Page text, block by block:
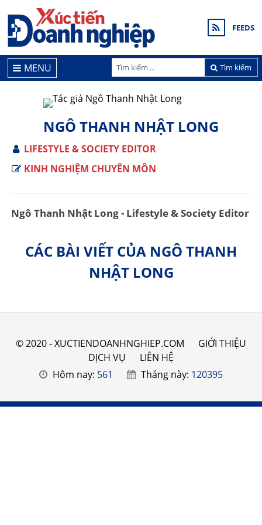
FEEDS
Tìm kiếm
MENU
NGÔ THANH NHẬT LONG
LIFESTYLE & SOCIETY EDITOR
KINH NGHIỆM CHUYÊN MÔN
Ngô Thanh Nhật Long - Lifestyle & Society Editor
CÁC BÀI VIẾT CỦA NGÔ THANH
NHẬT LONG
© 2020 - XUCTIENDOANHNGHIEP.COM
GIỚI THIỆU
DỊCH VỤ
LIÊN HỆ
Hôm nay: 561 Tháng này: 120395